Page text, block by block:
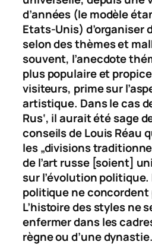
d’années (le modèle
Etats-Unis) d’organiser
selon des thèmes et
souvent, l’anecdote
plus populaire et
visiteurs, prime sur
artistique. Dans le cas
Rus‘, il aurait été sage
conseils de Louis Réau
les „divisions
de l’art russe [soient]
sur l’évolution politique.
politique ne concordent
L’histoire des styles ne
enfermer dans les
règne ou d’une